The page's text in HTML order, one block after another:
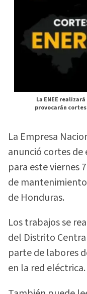
La ENEE
provocarán
La Empresa
anunció cortes
para este viernes
de
de Honduras.
Los trabajos se
del Distrito
parte de labores
en la red eléctrica.